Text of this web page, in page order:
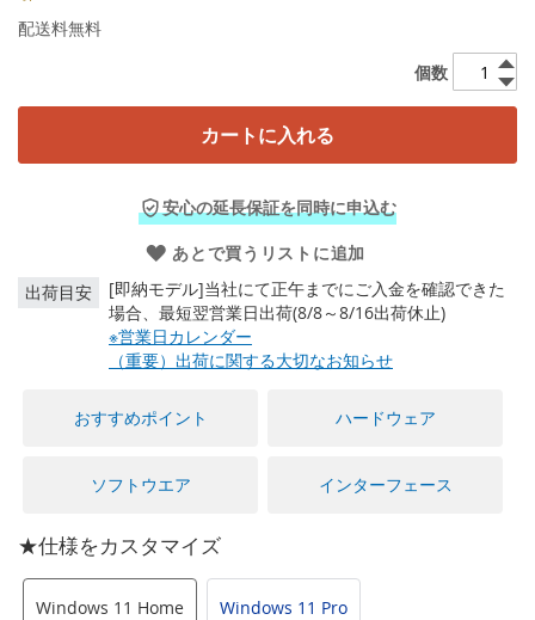
最
移
配送料無料
個数
カートに入れる
安心の延長保証を同時に申込む
あとで買うリストに追加
出荷目安
[即納モデル]当社にて正午までにご入金を確認できた
場合、最短翌営業日出荷(8/8～8/16出荷休止)
※営業日カレンダー
（重要）出荷に関する大切なお知らせ
おすすめポイント ハードウェア
ソフトウエア インターフェース
★仕様をカスタマイズ
Windows 11 Home Windows 11 Pro